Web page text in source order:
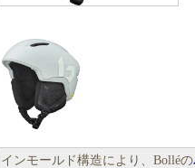
インモールド構造により、Bolléの